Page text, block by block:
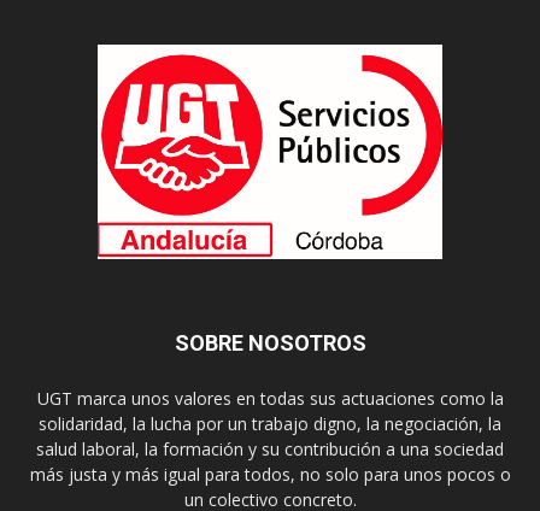
SOBRE NOSOTROS
UGT marca unos valores en todas sus actuaciones como la
solidaridad, la lucha por un trabajo digno, la negociación, la
salud laboral, la formación y su contribución a una sociedad
más justa y más igual para todos, no solo para unos pocos o
un colectivo concreto.